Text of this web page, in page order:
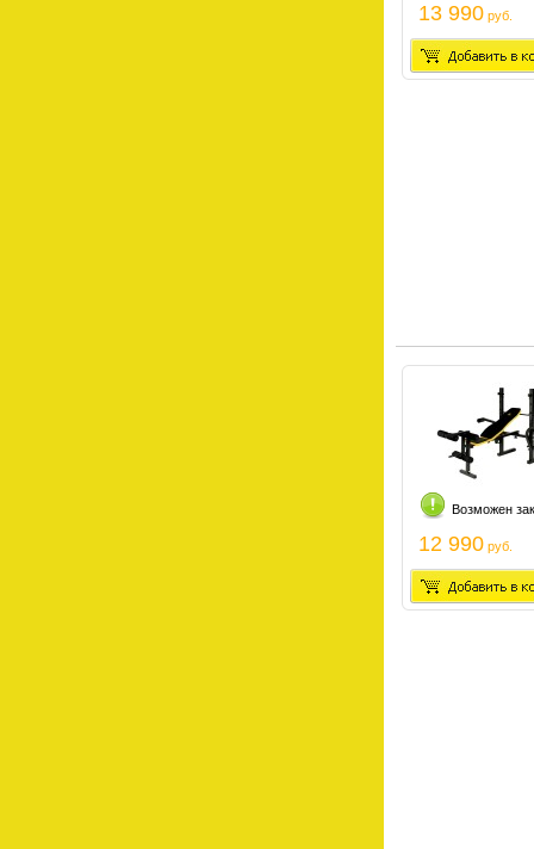
13 990 руб.
Возможен
12 990 руб.